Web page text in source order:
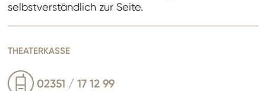
selbstverständlich zur Seite.
THEATERKASSE
02351 / 17 12 99